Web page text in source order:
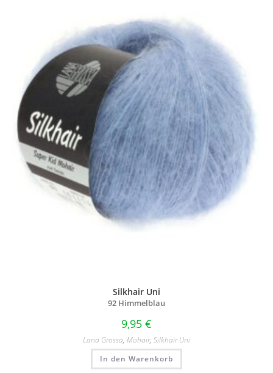
Silkhair Uni
92 Himmelblau
9,95 €
Lana Grossa, Mohair, Silkhair Uni
In den Warenkorb